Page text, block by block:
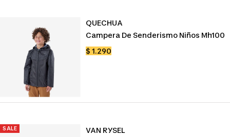
QUECHUA
Campera De Senderismo Niños Mh100
Precio
$ 1.290
SALE
VAN RYSEL